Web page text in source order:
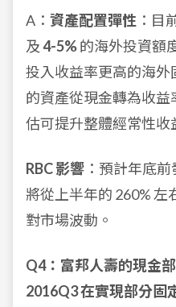
A： 資產配置彈性 ：目
及4-5%的海外投資額
投入收益率更高的海外
的資產從現金轉為收益
估可提升整體經常性收
RBC 影響 ：預計年底
將從上半年的 260% 左
對市場波動。
Q4：富邦人壽的現金
2016Q3 在實現部分固